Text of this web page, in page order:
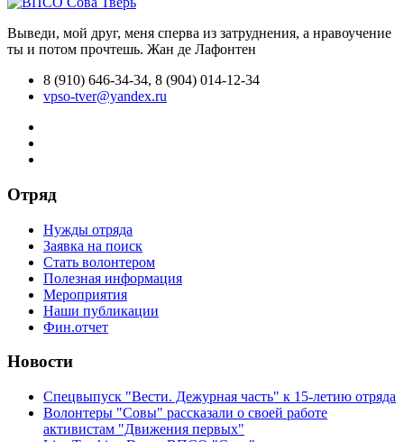
Выведи, мой друг, меня сперва из затруднения, а нравоучение
ты и потом прочтешь. Жан де Лафонтен
8 (910) 646-34-34, 8 (904) 014-12-34
vpso-tver@yandex.ru
Отряд
Нужды отряда
Заявка на поиск
Стать волонтером
Полезная информация
Мероприятия
Наши публикации
Фин.отчет
Новости
Спецвыпуск "Вести. Дежурная часть" к 15-летию отряда
Волонтеры "Совы" рассказали о своей работе
активистам "Движения первых"